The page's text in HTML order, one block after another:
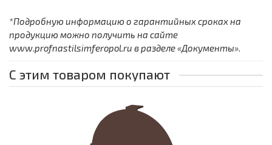
*Подробную информацию о гарантийных сроках на
продукцию можно получить на сайте
www.profnastilsimferopol.ru в разделе «Документы».
С этим товаром покупают